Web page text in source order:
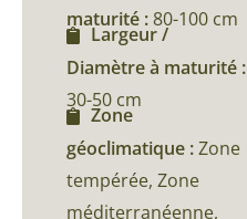
maturité :80-100 cm
Largeur /
Diamètre à maturité :
30-50 cm
Zone
géoclimatique :Zone
tempérée, Zone
méditerranéenne,